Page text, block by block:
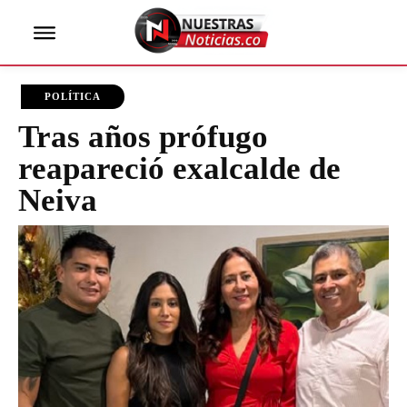
POLÍTICA
Tras años prófugo
reapareció exalcalde de
Neiva